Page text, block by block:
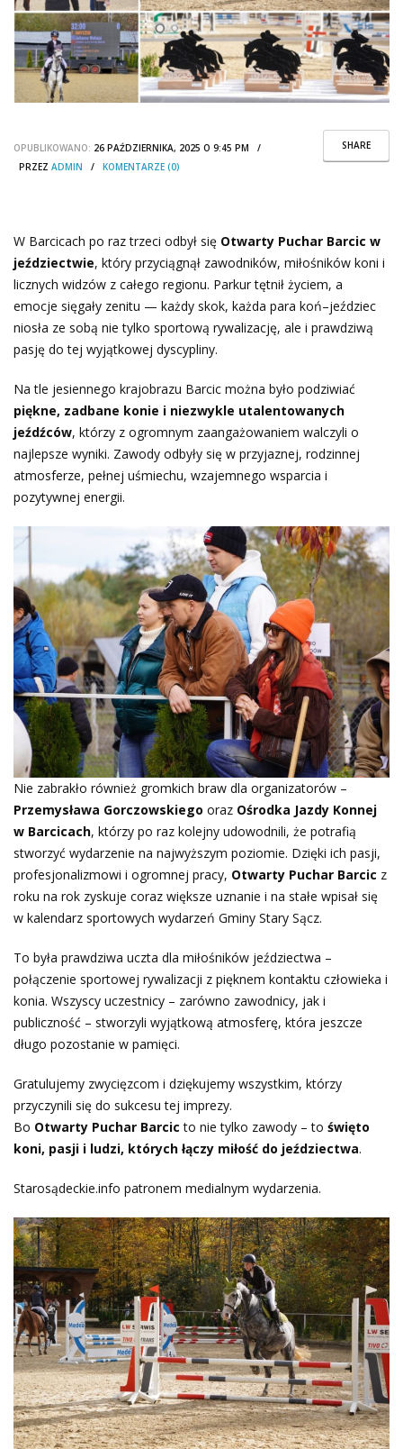
SHARE
OPUBLIKOWANO: 26 PAŹDZIERNIKA, 2025 O 9:45 PM /
PRZEZ ADMIN / KOMENTARZE (0)
W Barcicach po raz trzeci odbył się Otwarty Puchar Barcic w
jeździectwie, który przyciągnął zawodników, miłośników koni i
licznych widzów z całego regionu. Parkur tętnił życiem, a
emocje sięgały zenitu — każdy skok, każda para koń–jeździec
niosła ze sobą nie tylko sportową rywalizację, ale i prawdziwą
pasję do tej wyjątkowej dyscypliny.
Na tle jesiennego krajobrazu Barcic można było podziwiać
piękne, zadbane konie i niezwykle utalentowanych
jeźdźców, którzy z ogromnym zaangażowaniem walczyli o
najlepsze wyniki. Zawody odbyły się w przyjaznej, rodzinnej
atmosferze, pełnej uśmiechu, wzajemnego wsparcia i
pozytywnej energii.
Nie zabrakło również gromkich braw dla organizatorów –
Przemysława Gorczowskiego oraz Ośrodka Jazdy Konnej
w Barcicach, którzy po raz kolejny udowodnili, że potrafią
stworzyć wydarzenie na najwyższym poziomie. Dzięki ich pasji,
profesjonalizmowi i ogromnej pracy, Otwarty Puchar Barcic z
roku na rok zyskuje coraz większe uznanie i na stałe wpisał się
w kalendarz sportowych wydarzeń Gminy Stary Sącz.
To była prawdziwa uczta dla miłośników jeździectwa –
połączenie sportowej rywalizacji z pięknem kontaktu człowieka i
konia. Wszyscy uczestnicy – zarówno zawodnicy, jak i
publiczność – stworzyli wyjątkową atmosferę, która jeszcze
długo pozostanie w pamięci.
Gratulujemy zwycięzcom i dziękujemy wszystkim, którzy
przyczynili się do sukcesu tej imprezy.
Bo Otwarty Puchar Barcic to nie tylko zawody – to święto
koni, pasji i ludzi, których łączy miłość do jeździectwa.
Starosądeckie.info patronem medialnym wydarzenia.